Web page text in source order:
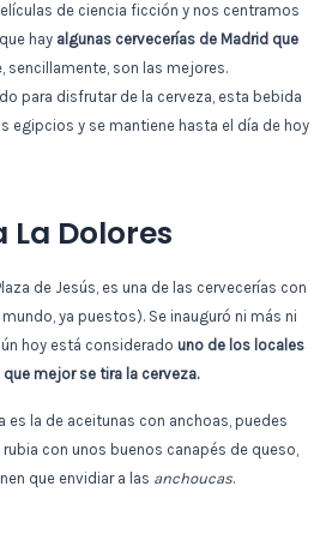
de ciencia ficción y nos centramos
hay algunas cervecerías de Madrid que
sencillamente, son las mejores.
para disfrutar de la cerveza, esta bebida
egipcios y se mantiene hasta el día de hoy
Dolores
de Jesús, es una de las cervecerías con
ya puestos). Se inauguró ni más ni
hoy está considerado uno de los locales
mejor se tira la cerveza.
es la de aceitunas con anchoas, puedes
con unos buenos canapés de queso,
que envidiar a las anchoucas.